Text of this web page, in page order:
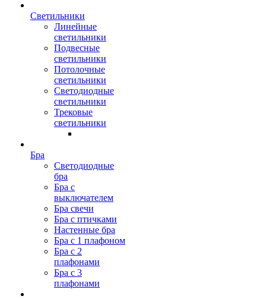
Светильники
Линейные
светильники
Подвесные
светильники
Потолочные
светильники
Светодиодные
светильники
Трековые
светильники
Бра
Светодиодные
бра
Бра с
выключателем
Бра свечи
Бра с птичками
Настенные бра
Бра с 1 плафоном
Бра с 2
плафонами
Бра с 3
плафонами